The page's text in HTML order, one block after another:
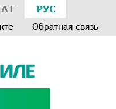
РУС
Обратная связь